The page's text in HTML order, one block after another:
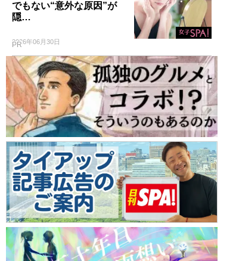
でもない“意外な原因”が
隠…
2026年06月30日
PR